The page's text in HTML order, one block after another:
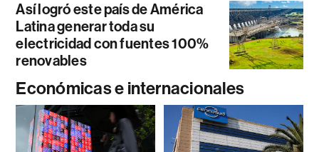
Así logró este país de América
Latina generar toda su
electricidad con fuentes 100%
renovables
Económicas e internacionales